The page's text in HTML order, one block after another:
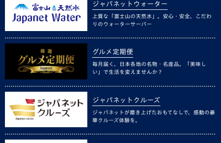
ジャパネットウォーター
上質な「富士山の天然水」。安心・安全、こだわ
りのウォーターサーバー
グルメ定期便
毎月届く、日本各地の名物・名産品。「美味し
い」で生活を変えませんか？
ジャパネットクルーズ
ジャパネットが磨き上げたおもてなしで、感動の豪
華クルーズ体験を。